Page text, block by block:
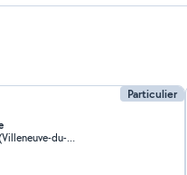
Particulier
Villeneuve-du-Paréage (Villeneuve-du-Paréage)